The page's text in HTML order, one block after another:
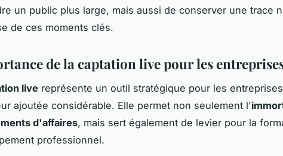
un public plus large, mais aussi de conserver une trace
de ces moments clés.
de la captation live pour les
live représente un outil stratégique pour les
ajoutée considérable. Elle permet non seulement l'
d'affaires, mais sert également de levier pour la
professionnel.